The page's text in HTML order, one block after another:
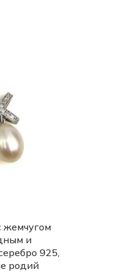
жемчугом
и
925,
родий